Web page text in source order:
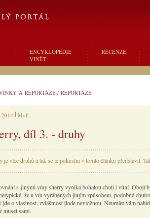
ENCYKLOPEDIE
VINĚT
RECENZE
A REPORTÁŽE / REPORTÁŽE
Moll
díl 3. - druhy
je více druhů a tak se je pokusím v tomto článku představit.
s jinými víny sherry vyniká bohatou chutí i vůní. Obojí
že u vín vyráběných jiným způsobem, podobné
jde o vlastnost, zvláštnost jinde neviděnou. Neumím vám
muset sami.